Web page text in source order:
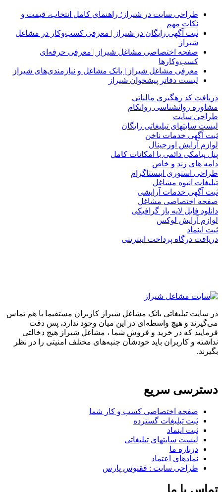
طراحی سایت در شیراز؛ راهنمای کامل انتخاب، قیمت و
نکات مهم
ثبت آگهی رایگان در شیراز | معرفی کسب‌وکار در مشاغل
شیراز
صفحه اختصاصی مشاغل شیراز | معرفی حرفه‌ای
کسب‌وکارها
معرفی مشاغل شیراز | بانک مشاغل و نیازمندی‌های شیراز
لیست دفاتر پیشخوان شیراز
دریافت کد رهگیری مالیاتی
مشاوره روانشناسی روانکام
طراحی سایت
لیست سایتهای تبلیغاتی رایگان
ثبت آگهی خدمات ناخن
لوازم آرایش اورجینال
پنل پیامکی دائمی با امکانات کامل
دامه های رند و خاص
طراحی استوری اینستاگرام
تبلیغات انبوه مشاغل
ثبت آگهی خدمات آرایشی
صفحه اختصاصی مشاغل
دانلود فایل لایه باز گرافیکی
لوازم آرایش لوکس
ثبت اینماد
دریافت درگاه پرداخت اینترنتی
در سایت تبلیغاتی بانک مشاغل شیراز کاربران مستقیما با هم تماس
می‌گیرند و هیچ واسطه‌ای در این میان وجود ندارد، پس دقت
فرمایید که در خرید و فروشِ شما ، مشاغل شیراز هیچ دخالتی
نداشته و کاربران باید خودشان جنبه‌های مختلف امنیتی را در نظر
بگیرند.
دسترسی سریع
صفحه اختصاصی کسب و کار شما
ثبت تبلیغات گسترده
ثبت اینماد
لیست سایتهای تبلیغاتی
درباره ما
نمادهای اعتماد
طراحی سایت : ققنوس پارس